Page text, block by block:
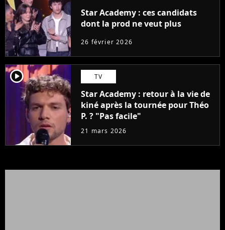
Star Academy : ces candidats
dont la prod ne veut plus
26 février 2026
player2 TV
Star Academy : retour à la vie de
kiné après la tournée pour Théo
P. ? "Pas facile"
21 mars 2026